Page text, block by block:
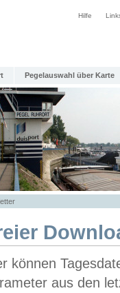
Hilfe
Pegelauswahl über Karte
können
aus den